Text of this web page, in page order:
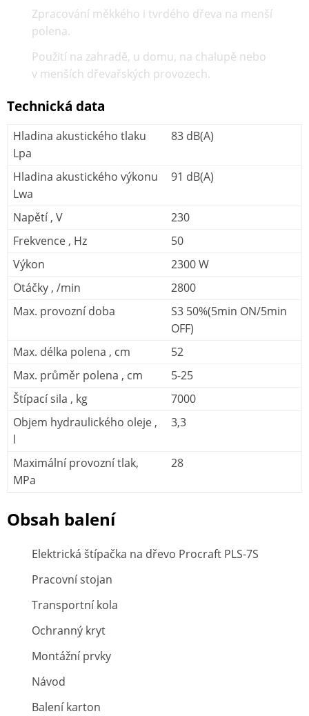
Zpracování měkkého i tvrdého dřeva na menší
polena.
Použití na zahradě, u domu, na chalupě nebo
v menších dřevařských provozech.
Technická data
Hladina akustického tlaku
Lpa
83 dB(A)
Hladina akustického výkonu
Lwa
91 dB(A)
Napětí , V
230
Frekvence , Hz
50
Výkon
2300 W
Otáčky , /min
2800
Max. provozní doba
S3 50%(5min ON/5min
OFF)
Max. délka polena , cm
52
Max. průměr polena , cm
5-25
Štípací sila , kg
7000
Objem hydraulického oleje ,
l
3,3
Maximální provozní tlak,
MPa
28
Obsah balení
Elektrická štípačka na dřevo Procraft PLS-7S
Pracovní stojan
Transportní kola
Ochranný kryt
Montážní prvky
Návod
Balení karton